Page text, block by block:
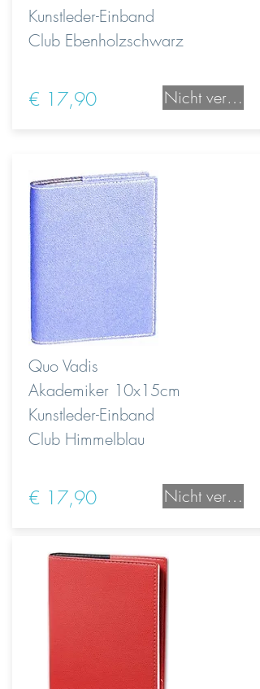
Kunstleder-Einband
Club Ebenholzschwarz
€ 17,90
Quo Vadis
Akademiker 10x15cm
Kunstleder-Einband
Club Himmelblau
€ 17,90
Nicht verfügbar
Nicht verfügbar